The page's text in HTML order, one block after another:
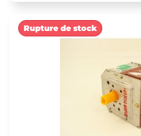
Rupture de stock